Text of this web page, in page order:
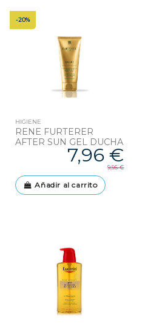
-20%
HIGIENE
RENE FURTERER
AFTER SUN GEL DUCHA
7,96 €
9,95 €
Añadir al carrito